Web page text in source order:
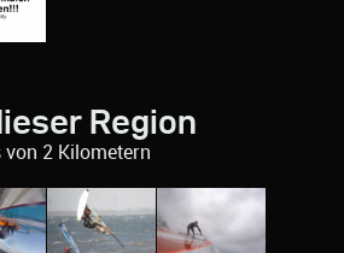
Region
2 Kilometern